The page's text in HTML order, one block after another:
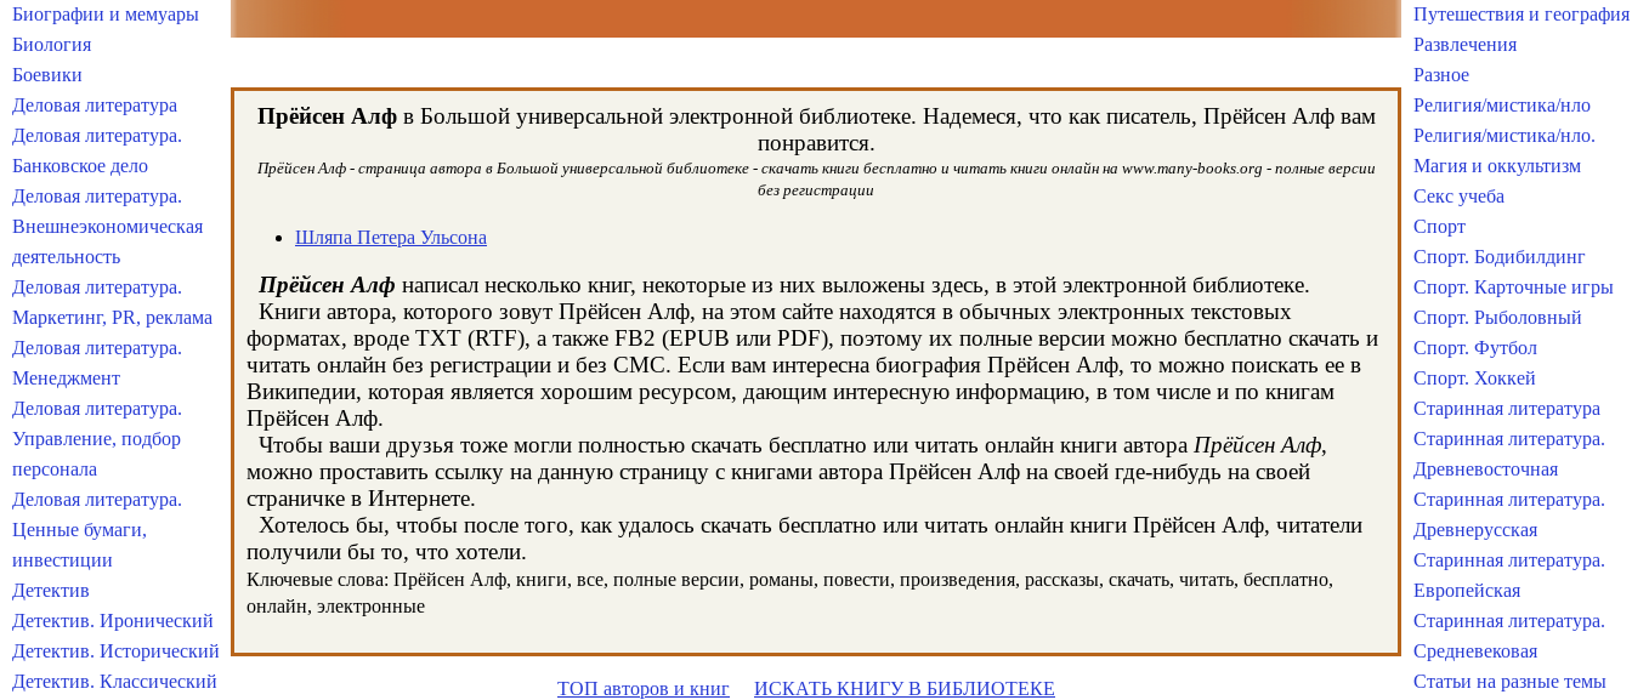
Прёйсен Алфв Большой универсальной электронной библиотеке. Надемеся, что как писатель, Прёйсен Алф вам
понравится.
Прёйсен Алф - страница автора в Большой универсальной библиотеке - скачать книги бесплатно и читать книги онлайн на www.many-books.org - полные версии
без регистрации
Шляпа Петера Ульсона
Прёйсен Алф написал несколько книг, некоторые из них выложены здесь, в этой электронной библиотеке.
Книги автора, которого зовут Прёйсен Алф, на этом сайте находятся в обычных электронных текстовых
форматах, вроде TXT (RTF), а также FB2 (EPUB или PDF), поэтому их полные версии можно бесплатно скачать и
читать онлайн без регистрации и без СМС. Если вам интересна биография Прёйсен Алф, то можно поискать ее в
Википедии, которая является хорошим ресурсом, дающим интересную информацию, в том числе и по книгам
Прёйсен Алф.
Чтобы ваши друзья тоже могли полностью скачать бесплатно или читать онлайн книги автора Прёйсен Алф,
можно проставить ссылку на данную страницу с книгами автора Прёйсен Алф на своей где-нибудь на своей
страничке в Интернете.
Хотелось бы, чтобы после того, как удалось скачать бесплатно или читать онлайн книги Прёйсен Алф, читатели
получили бы то, что хотели.
Ключевые слова: Прёйсен Алф, книги, все, полные версии, романы, повести, произведения, рассказы, скачать, читать, бесплатно,
онлайн, электронные
ТОП авторов и книг ИСКАТЬ КНИГУ В БИБЛИОТЕКЕ
Биографии и мемуары
Биология
Боевики
Деловая литература
Деловая литература.
Банковское дело
Деловая литература.
Внешнеэкономическая
деятельность
Деловая литература.
Маркетинг, PR, реклама
Деловая литература.
Менеджмент
Деловая литература.
Управление, подбор
персонала
Деловая литература.
Ценные бумаги,
инвестиции
Детектив
Детектив. Иронический
Детектив. Исторический
Детектив. Классический
Путешествия и география
Развлечения
Разное
Религия/мистика/нло
Религия/мистика/нло.
Магия и оккультизм
Секс учеба
Спорт
Спорт. Бодибилдинг
Спорт. Карточные игры
Спорт. Рыболовный
Спорт. Футбол
Спорт. Хоккей
Старинная литература
Старинная литература.
Древневосточная
Старинная литература.
Древнерусская
Старинная литература.
Европейская
Старинная литература.
Средневековая
Статьи на разные темы